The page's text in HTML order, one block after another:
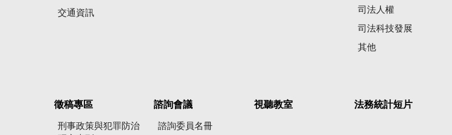
交通資訊 司法人權
司法科技發展
其他
徵稿專區
刑事政策與犯罪防治
諮詢會議
諮詢委員名冊
視聽教室 法務統計短片